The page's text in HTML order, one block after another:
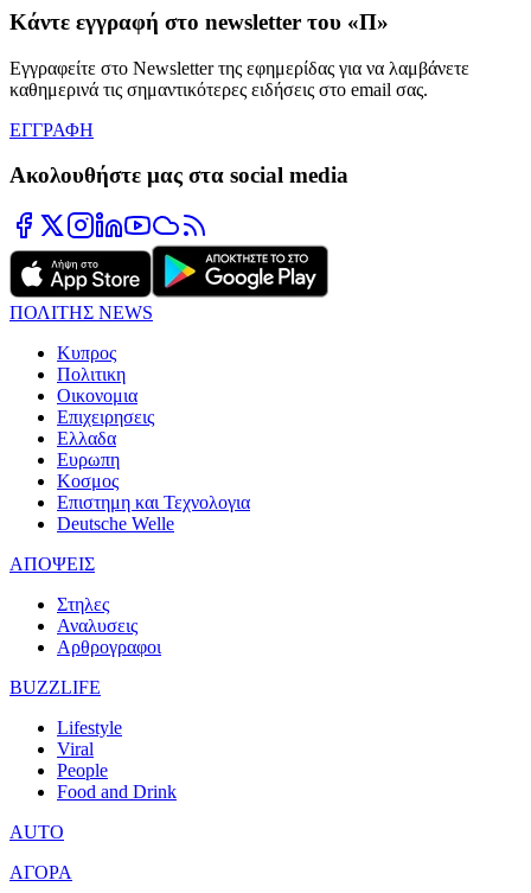
Κάντε εγγραφή στο newsletter του «Π»
Εγγραφείτε στο Newsletter της εφημερίδας για να λαμβάνετε
καθημερινά τις σημαντικότερες ειδήσεις στο email σας.
ΕΓΓΡΑΦΗ
Ακολουθήστε μας στα social media
ΠΟΛΙΤΗΣ NEWS
Κυπρος
Πολιτικη
Οικονομια
Επιχειρησεις
Ελλαδα
Ευρωπη
Κοσμος
Επιστημη και Τεχνολογια
Deutsche Welle
ΑΠΟΨΕΙΣ
Στηλες
Αναλυσεις
Αρθρογραφοι
BUZZLIFE
Lifestyle
Viral
People
Food and Drink
AUTO
ΑΓΟΡΑ